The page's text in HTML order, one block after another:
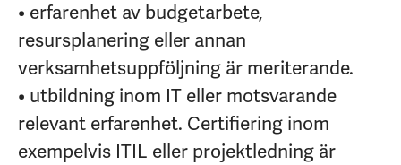
• erfarenhet av budgetarbete,
resursplanering eller annan
verksamhetsuppföljning är meriterande.
• utbildning inom IT eller motsvarande
relevant erfarenhet. Certifiering inom
exempelvis ITIL eller projektledning är